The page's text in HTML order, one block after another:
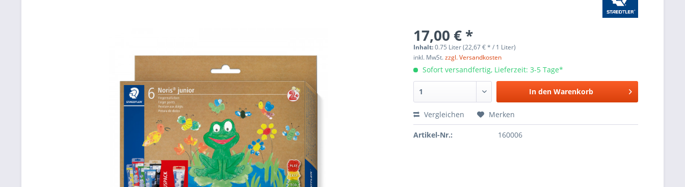
17,00 € *
Inhalt:0.75 Liter (22,67 € * / 1 Liter)
inkl. MwSt.zzgl. Versandkosten
Sofort versandfertig, Lieferzeit: 3-5 Tage*
In den Warenkorb
Vergleichen Merken
Artikel-Nr.: 160006